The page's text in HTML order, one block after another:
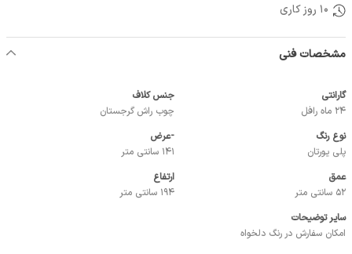
10 روز کاری
مشخصات فنی
گارانتی
24 ماه رافل
جنس کلاف
چوب راش گرجستان
نوع رنگ
پلی یورتان
-عرض
141 سانتی متر
عمق
52 سانتی متر
ارتفاع
194 سانتی متر
سایر توضیحات
امکان سفارش در رنگ دلخواه